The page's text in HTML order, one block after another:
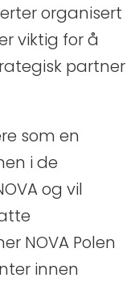
organisert
viktig for å
partner
som en
i de
og vil
NOVA Polen
innen